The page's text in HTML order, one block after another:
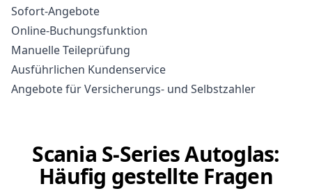
Sofort-Angebote
Online-Buchungsfunktion
Manuelle Teileprüfung
Ausführlichen Kundenservice
Angebote für Versicherungs- und Selbstzahler
Scania S-Series Autoglas:
Häufig gestellte Fragen